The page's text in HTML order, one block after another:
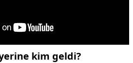
kim geldi?